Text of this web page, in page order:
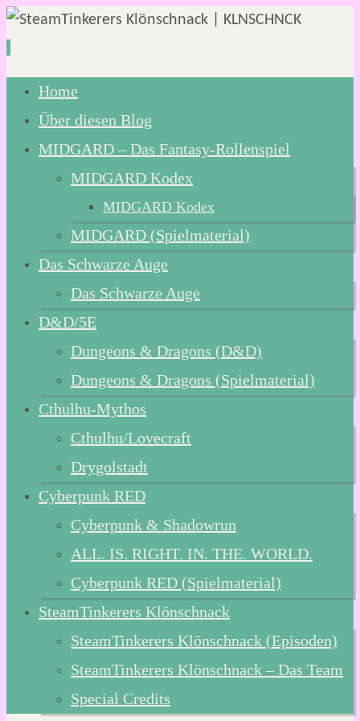
Zum
Inhalt
springen
Home
Über diesen Blog
MIDGARD – Das Fantasy-Rollenspiel
MIDGARD Kodex
MIDGARD Kodex
MIDGARD (Spielmaterial)
Das Schwarze Auge
Das Schwarze Auge
D&D/5E
Dungeons & Dragons (D&D)
Dungeons & Dragons (Spielmaterial)
Cthulhu-Mythos
Cthulhu/Lovecraft
Drygolstadt
Cyberpunk RED
Cyberpunk & Shadowrun
ALL. IS. RIGHT. IN. THE. WORLD.
Cyberpunk RED (Spielmaterial)
SteamTinkerers Klönschnack
SteamTinkerers Klönschnack (Episoden)
SteamTinkerers Klönschnack – Das Team
Special Credits